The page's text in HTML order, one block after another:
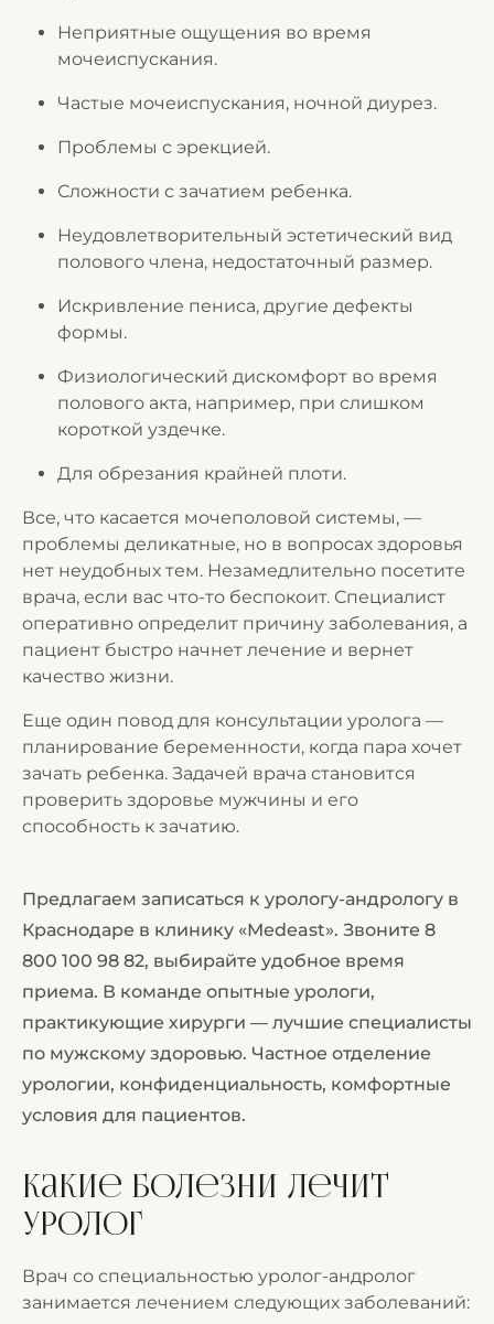
Неприятные ощущения во время
мочеиспускания.
Частые мочеиспускания, ночной диурез.
Проблемы с эрекцией.
Сложности с зачатием ребенка.
Неудовлетворительный эстетический вид
полового члена, недостаточный размер.
Искривление пениса, другие дефекты
формы.
Физиологический дискомфорт во время
полового акта, например, при слишком
короткой уздечке.
Для обрезания крайней плоти.
Все, что касается мочеполовой системы, —
проблемы деликатные, но в вопросах здоровья
нет неудобных тем. Незамедлительно посетите
врача, если вас что-то беспокоит. Специалист
оперативно определит причину заболевания, а
пациент быстро начнет лечение и вернет
качество жизни.
Еще один повод для консультации уролога —
планирование беременности, когда пара хочет
зачать ребенка. Задачей врача становится
проверить здоровье мужчины и его
способность к зачатию.
Предлагаем записаться к урологу-андрологу в
Краснодаре в клинику «Medeast». Звоните 8
800 100 98 82, выбирайте удобное время
приема. В команде опытные урологи,
практикующие хирурги — лучшие специалисты
по мужскому здоровью. Частное отделение
урологии, конфиденциальность, комфортные
условия для пациентов.
Какие болезни лечит
уролог
Врач со специальностью уролог-андролог
занимается лечением следующих заболеваний: